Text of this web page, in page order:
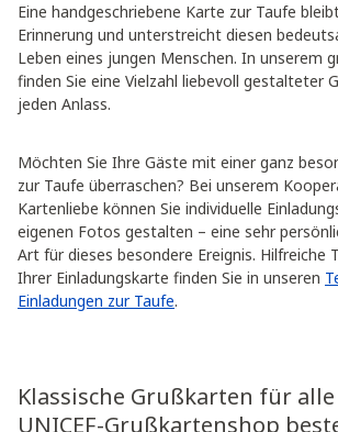
Eine handgeschriebene Karte zur Taufe
Erinnerung und unterstreicht diesen
Leben eines jungen Menschen. In unserem
finden Sie eine Vielzahl liebevoll gestalteter
jeden Anlass.
Möchten Sie Ihre Gäste mit einer ganz
zur Taufe überraschen? Bei unserem
Kartenliebe können Sie individuelle
eigenen Fotos gestalten – eine sehr
Art für dieses besondere Ereignis. Hilfreiche
Ihrer Einladungskarte finden Sie in unseren
Einladungen zur Taufe.
Klassische Grußkarten für
UNICEF-Grußkartenshop